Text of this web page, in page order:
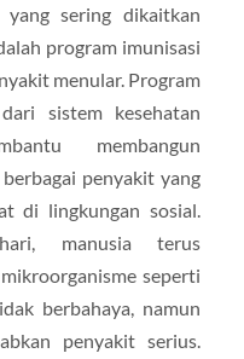
sering dikaitkan
program imunisasi
menular. Program
sistem kesehatan
membangun
penyakit yang
di lingkungan sosial.
manusia terus
seperti
berbahaya, namun
penyakit serius.